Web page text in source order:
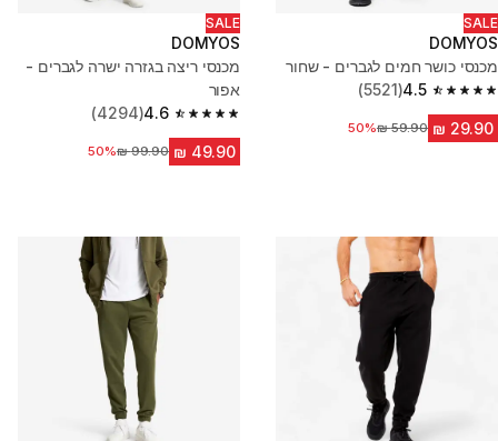
SALE
DOMYOS
מכנסי כושר חמים לגברים - שחור
4.5
4.5 out of 5 stars from 5521 reviews
(5521)
מחיר לפני הנחה‏59.90 ₪
50%
SALE
DOMYOS
מכנסי ריצה בגזרה ישרה לגברים -
אפור
4.6
4.6 out of 5 stars from 4294 reviews
(4294)
מחיר לפני הנחה‏99.90 ₪
50%